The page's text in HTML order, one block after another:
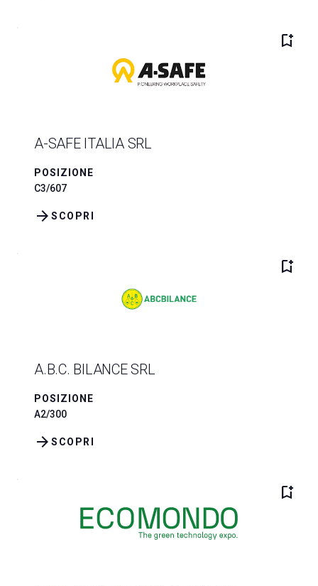
bookmark_add
A-SAFE ITALIA SRL
POSIZIONE
C3/607
SCOPRI
arrow_forward
bookmark_add
A.B.C. BILANCE SRL
POSIZIONE
A2/300
SCOPRI
arrow_forward
bookmark_add